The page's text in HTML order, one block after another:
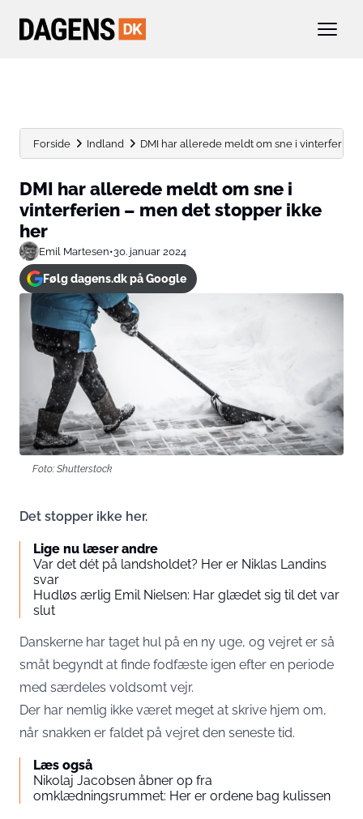
Forside Indland DMI har allerede meldt om sne i vinterferien
DMI har allerede meldt om sne i
vinterferien – men det stopper ikke
her
Emil Martesen•30. januar 2024
Følg dagens.dk på Google
Foto: Shutterstock
Det stopper ikke her.
Lige nu læser andre
Var det dét på landsholdet? Her er Niklas Landins
svar
Hudløs ærlig Emil Nielsen: Har glædet sig til det var
slut
Danskerne har taget hul på en ny uge, og vejret er så
småt begyndt at finde fodfæste igen efter en periode
med særdeles voldsomt vejr.
Der har nemlig ikke været meget at skrive hjem om,
når snakken er faldet på vejret den seneste tid.
Læs også
Nikolaj Jacobsen åbner op fra
omklædningsrummet: Her er ordene bag kulissen